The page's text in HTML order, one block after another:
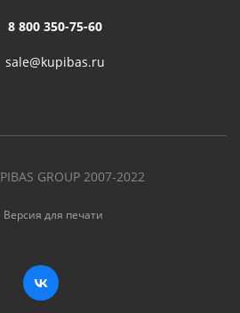
8 800 350-75-60
sale@kupibas.ru
GROUP 2007-2022
Версия для печати